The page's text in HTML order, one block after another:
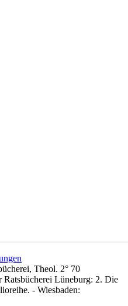
Theol. 2° 70
Ratsbücherei Lüneburg: 2. Die
- Wiesbaden: